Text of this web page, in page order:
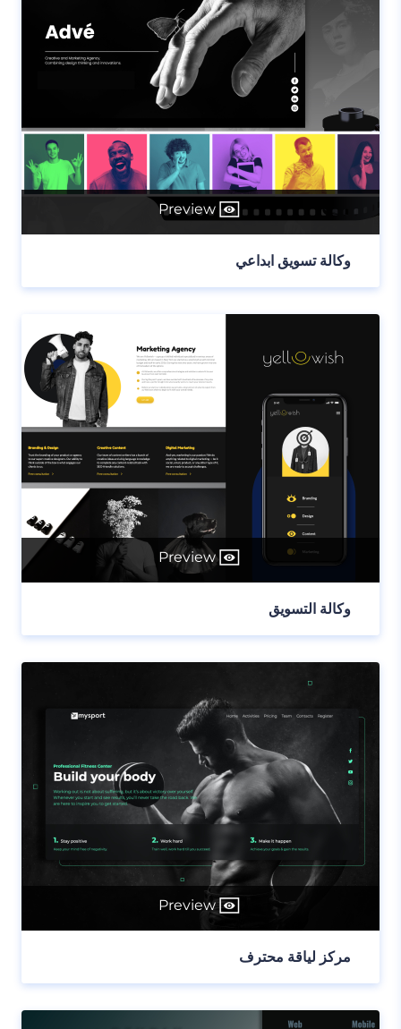
Preview
وكالة تسويق ابداعي
Preview
وكالة التسويق
Preview
مركز لياقة محترف